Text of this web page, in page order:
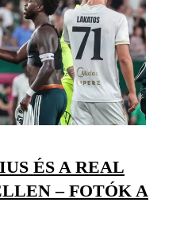
ÉS A REAL
– FOTÓK A